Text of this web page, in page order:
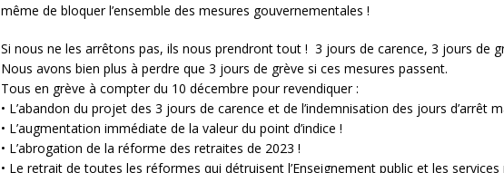
même de bloquer l’ensemble des mesures gouvernementales !
Si nous ne les arrêtons pas, ils nous prendront tout ! 3 jours de carence, 3 jours de
Nous avons bien plus à perdre que 3 jours de grève si ces mesures passent.
Tous en grève à compter du 10 décembre pour revendiquer :
• L’abandon du projet des 3 jours de carence et de l’indemnisation des jours d’arrêt
• L’augmentation immédiate de la valeur du point d’indice !
• L’abrogation de la réforme des retraites de 2023 !
• Le retrait de toutes les réformes qui détruisent l’Enseignement public et les services